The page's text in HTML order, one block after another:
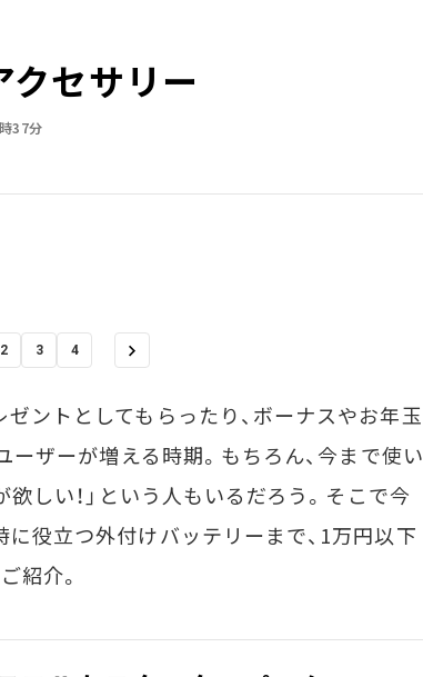
セサリー
37分
2 3 4
ントとしてもらったり、ボーナスやお年玉
ザーが増える時期。もちろん、今まで使い
しい！」という人もいるだろう。そこで今
役立つ外付けバッテリーまで、1万円以下
紹介。